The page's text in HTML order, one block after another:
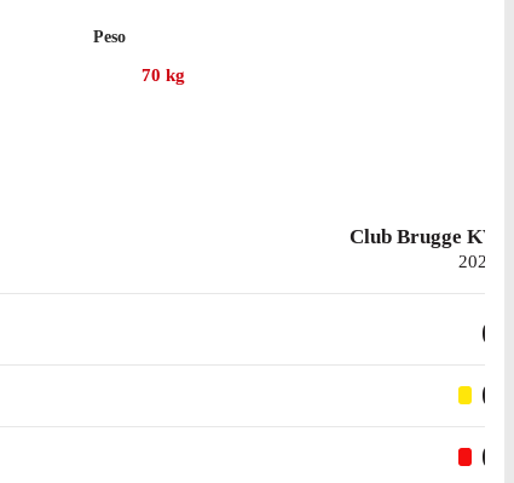
Club Brugge II.
Peso
70 kg
Club Brugge KV
2025
0
0
0